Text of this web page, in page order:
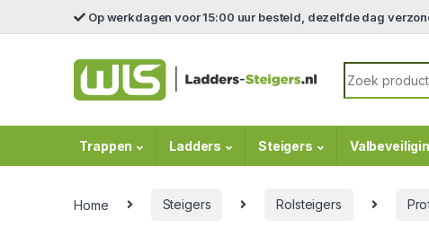
Skip to navigation
Skip to content Op werkdagen voor 15:00 uur besteld, dezelfde dag
Search for:
Trappen Ladders Steigers
Home Steigers Rolsteigers